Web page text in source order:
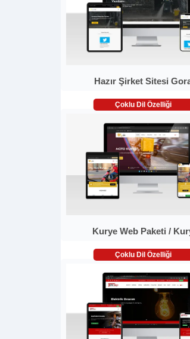
Hazır Şirket Sitesi
Çoklu Dil Özelliği
Kurye Web Paketi /
Çoklu Dil Özelliği